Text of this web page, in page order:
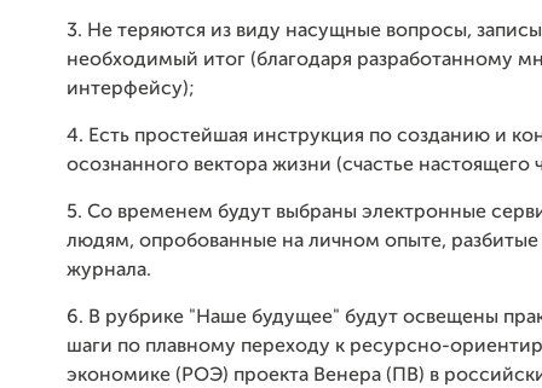
3. Не теряются из виду насущные вопросы,
необходимый итог (благодаря разработанному
интерфейсу);
4. Есть простейшая инструкция по созданию и
осознанного вектора жизни (счастье настоящего
5. Со временем будут выбраны электронные
людям, опробованные на личном опыте, разбитые
журнала.
6. В рубрике "Наше будущее" будут освещены
шаги по плавному переходу к ресурсно-
экономике (РОЭ) проекта Венера (ПВ) в